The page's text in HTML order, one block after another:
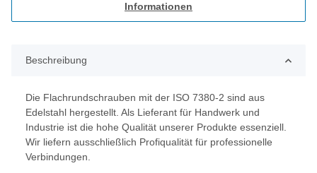
Informationen
Beschreibung
Die Flachrundschrauben mit der ISO 7380-2 sind aus
Edelstahl hergestellt. Als Lieferant für Handwerk und
Industrie ist die hohe Qualität unserer Produkte essenziell.
Wir liefern ausschließlich Profiqualität für professionelle
Verbindungen.